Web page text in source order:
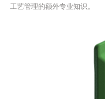
工艺管理的额外专业知识。